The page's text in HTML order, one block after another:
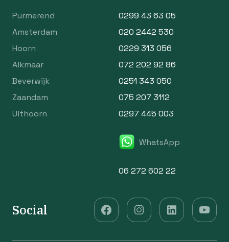
Purmerend
0299 43 63 05
Amsterdam
020 2442 530
Hoorn
0229 313 056
Alkmaar
072 202 92 86
Beverwijk
0251 343 050
Zaandam
075 207 3112
Uithoorn
0297 445 003
WhatsApp
06 272 602 22
Social